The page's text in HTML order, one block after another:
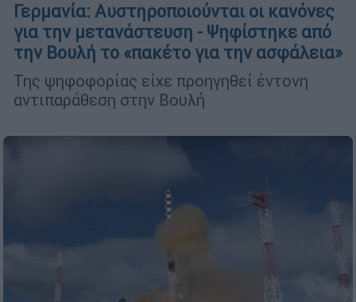
Γερμανία: Αυστηροποιούνται οι κανόνες
για την μετανάστευση - Ψηφίστηκε από
την Βουλή το «πακέτο για την ασφάλεια»
Της ψηφοφορίας είχε προηγηθεί έντονη
αντιπαράθεση στην Βουλή